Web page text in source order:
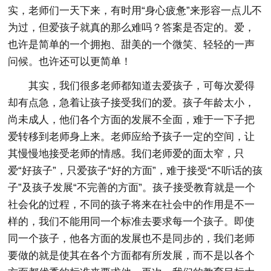
实，老师们一天下来，有时用“身心疲惫”来形容一点儿不
为过，但爱孩子就真的那么难吗？答案是否定的。爱，
也许是简单的一个拥抱、甜美的一个微笑、轻轻的一声
问候。也许还可以更简单！
其实，我们很多老师都知道去爱孩子，可每次爱得
却有点急，急着让孩子接受我们的爱。孩子年龄太小，
尚未成人，他们各个方面的发展不全面，难于一下子把
爱转移到老师身上来。老师应给予孩子一定的空间，让
其慢慢地接受老师的情感。我们老师爱的面太窄，只
爱“好孩子”，只爱孩子“好的方面”，难于接受“不听话的孩
子”及孩子发展“不完善的方面”。孩子接受教育就是一个
社会化的过程，不同的孩子将来在社会中的作用是不一
样的，我们不能用同一个标准去要求每一个孩子。即使
同一个孩子，他各方面的发展也不是同步的，我们老师
要做的就是使其在各个方面都有所发展，而不是以各个